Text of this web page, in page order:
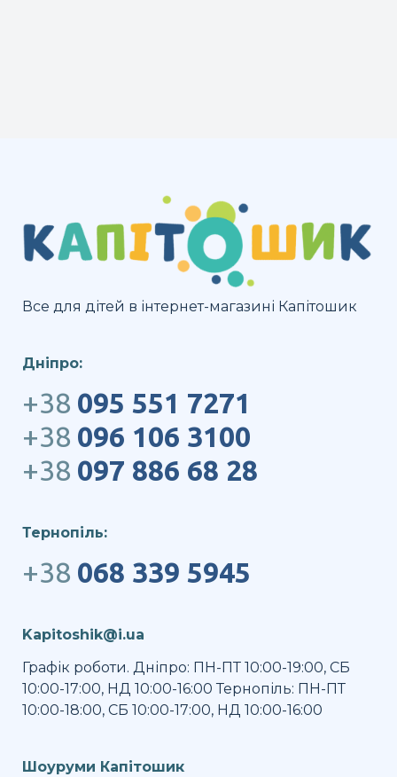
Все для дітей в інтернет-магазині Капітошик
Дніпро:
+38 095 551 7271
+38 096 106 3100
+38 097 886 68 28
Тернопіль:
+38 068 339 5945
Kapitoshik@i.ua
Графік роботи. Дніпро: ПН-ПТ 10:00-19:00, СБ
10:00-17:00, НД 10:00-16:00 Тернопіль: ПН-ПТ
10:00-18:00, СБ 10:00-17:00, НД 10:00-16:00
Шоуруми Капітошик